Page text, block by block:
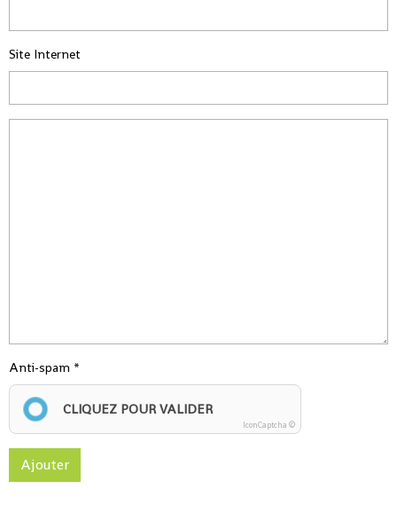
Site Internet
Anti-spam
CLIQUEZ POUR VALIDER
IconCaptcha ©
Ajouter